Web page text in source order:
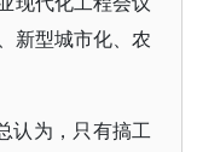
新型城市化、农
认为，只有搞工